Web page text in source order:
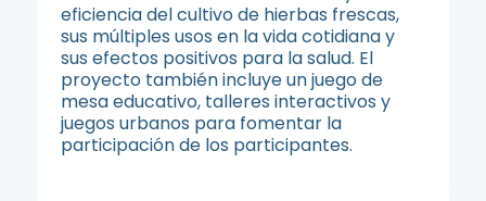
eficiencia del cultivo de hierbas frescas,
sus múltiples usos en la vida cotidiana y
sus efectos positivos para la salud. El
proyecto también incluye un juego de
mesa educativo, talleres interactivos y
juegos urbanos para fomentar la
participación de los participantes.